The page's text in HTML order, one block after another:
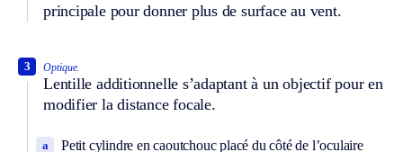
principale pour donner plus de surface au vent.
Optique.
Lentille additionnelle s’adaptant à un objectif pour en
modifier la distance focale.
3
Petit cylindre en caoutchouc placé du côté de l’oculaire
a